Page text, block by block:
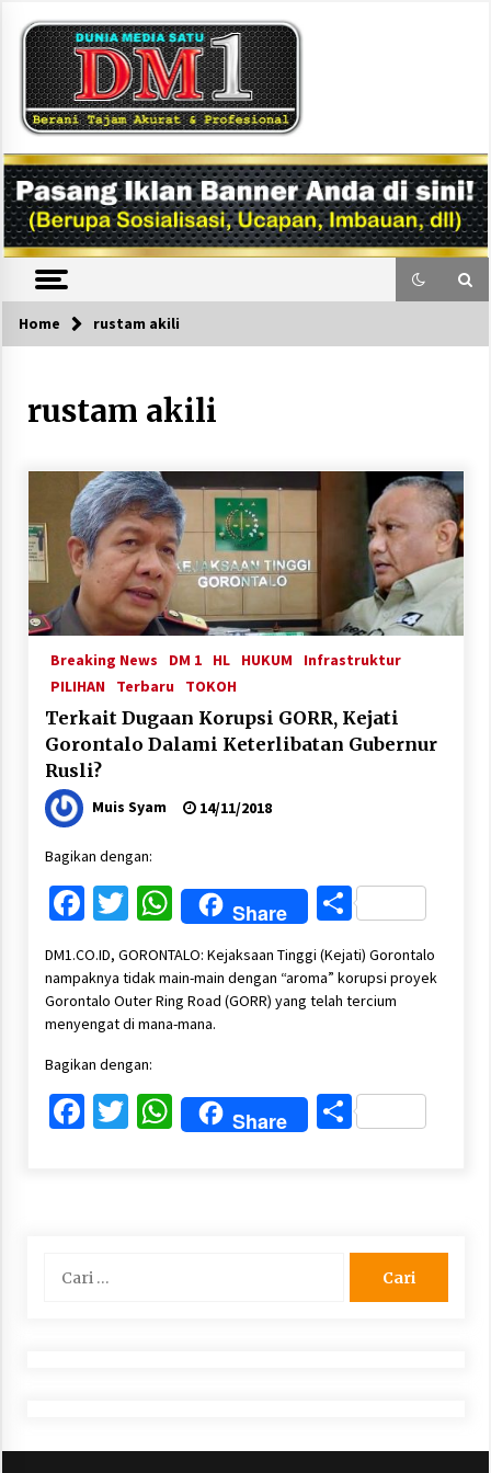
content
DM1
Home rustam akili
rustam akili
Breaking News DM 1 HL HUKUM
Infrastruktur
PILIHAN
Terbaru TOKOH
Terkait Dugaan Korupsi GORR, Kejati
Gorontalo Dalami Keterlibatan Gubernur
Rusli?
Muis Syam 14/11/2018
Bagikan dengan:
Facebook
Twitter
WhatsApp
Share Share
DM1.CO.ID, GORONTALO: Kejaksaan Tinggi (Kejati) Gorontalo
nampaknya tidak main-main dengan “aroma” korupsi proyek
Gorontalo Outer Ring Road (GORR) yang telah tercium
menyengat di mana-mana.
Bagikan dengan:
Facebook
Twitter
WhatsApp
Share Share
untuk: